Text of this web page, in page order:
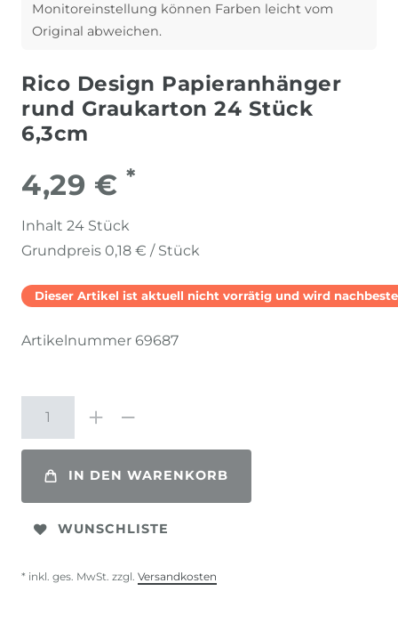
Monitoreinstellung können Farben leicht vom
Original abweichen.
Rico Design Papieranhänger
rund Graukarton 24 Stück
6,3cm
4,29 € *
Inhalt 24 Stück
Grundpreis 0,18 € / Stück
Dieser Artikel ist aktuell nicht vorrätig und wird
Artikelnummer 69687
IN DEN WARENKORB
WUNSCHLISTE
* inkl. ges. MwSt. zzgl. Versandkosten